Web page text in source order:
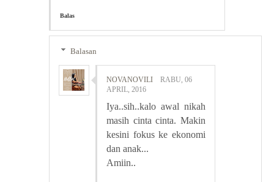
Balas
Balasan
NOVANOVILI
RABU, 06
APRIL, 2016
Iya..sih..kalo awal nikah
masih cinta cinta. Makin
kesini fokus ke ekonomi
dan anak...
Amiin..